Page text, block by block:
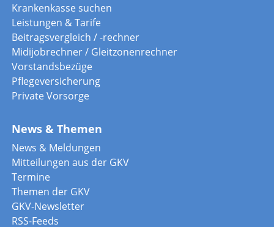
Krankenkasse suchen
Leistungen & Tarife
Beitragsvergleich / -rechner
Midijobrechner / Gleitzonenrechner
Vorstandsbezüge
Pflegeversicherung
Private Vorsorge
News & Themen
News & Meldungen
Mitteilungen aus der GKV
Termine
Themen der GKV
GKV-Newsletter
RSS-Feeds